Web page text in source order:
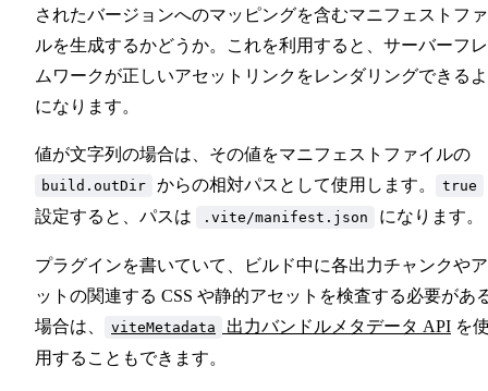
されたバージョンへのマッピングを含むマニフェストフ
ルを生成するかどうか。これを利用すると、サーバーフ
ムワークが正しいアセットリンクをレンダリングできる
になります。
値が文字列の場合は、その値をマニフェストファイルの
build.outDir からの相対パスとして使用します。 true
設定すると、パスは
.vite/manifest.json になります。
プラグインを書いていて、ビルド中に各出力チャンクや
ットの関連する CSS や静的アセットを検査する必要があ
場合は、
viteMetadata 出力バンドルメタデータ API を
用することもできます。